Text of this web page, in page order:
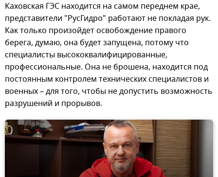
Каховская ГЭС находится на самом переднем крае,
представители "РусГидро" работают не покладая рук.
Как только произойдет освобождение правого
берега, думаю, она будет запущена, потому что
специалисты высококвалифицированные,
профессиональные. Она не брошена, находится под
постоянным контролем технических специалистов и
военных – для того, чтобы не допустить возможность
разрушений и прорывов.